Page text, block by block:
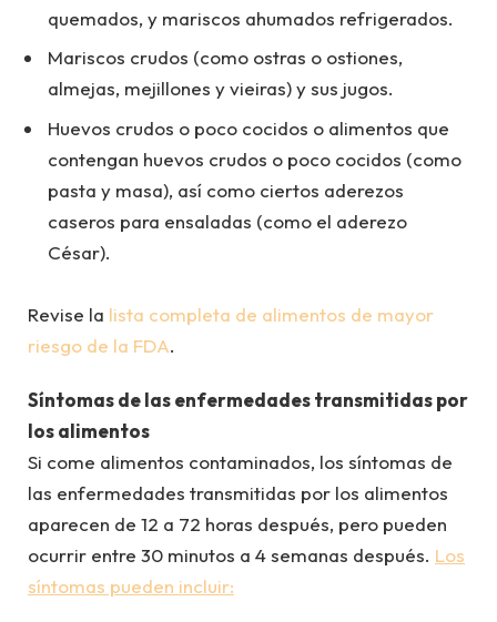
quemados, y mariscos ahumados refrigerados.
Mariscos crudos (como ostras o ostiones,
almejas, mejillones y vieiras) y sus jugos.
Huevos crudos o poco cocidos o alimentos que
contengan huevos crudos o poco cocidos (como
pasta y masa), así como ciertos aderezos
caseros para ensaladas (como el aderezo
César).
Revise la lista completa de alimentos de mayor
riesgo de la FDA.
Síntomas de las enfermedades transmitidas por
los alimentos
Si come alimentos contaminados, los síntomas de
las enfermedades transmitidas por los alimentos
aparecen de 12 a 72 horas después, pero pueden
ocurrir entre 30 minutos a 4 semanas después. Los
síntomas pueden incluir: